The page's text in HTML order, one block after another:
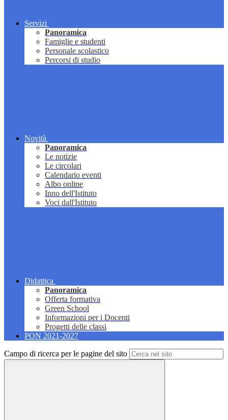
Servizi
Panoramica
Famiglie e studenti
Personale scolastico
Percorsi di studio
Novità
Panoramica
Le notizie
Le circolari
Calendario eventi
Albo online
Inno dell'Istituto
Voci dall'Istituto
Didattica
Panoramica
Offerta formativa
Green School
Informazioni per i Docenti
Progetti delle classi
PON 2021-2027
Campo di ricerca per le pagine del sito